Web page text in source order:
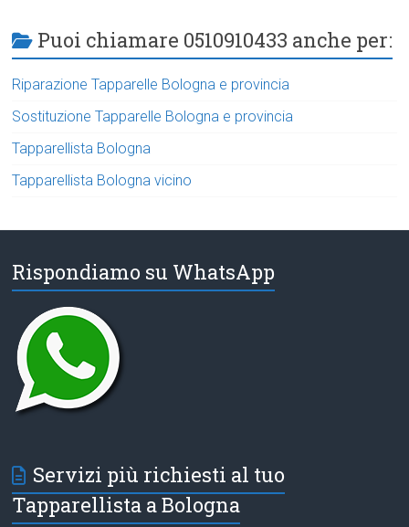
Puoi chiamare 0510910433 anche per:
Riparazione Tapparelle Bologna e provincia
Sostituzione Tapparelle Bologna e provincia
Tapparellista Bologna
Tapparellista Bologna vicino
Rispondiamo su WhatsApp
Servizi più richiesti al tuo
Tapparellista a Bologna